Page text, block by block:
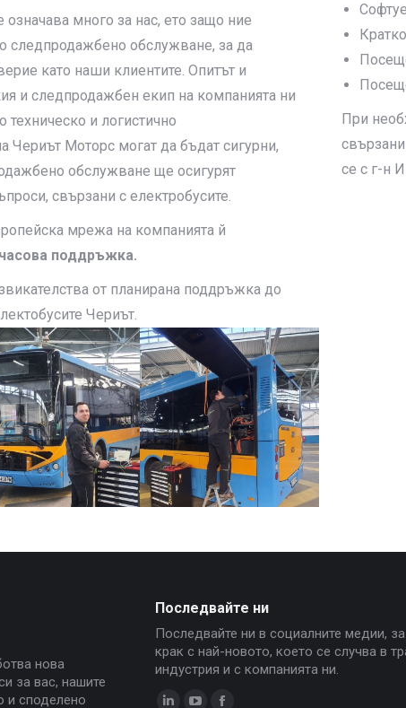
означава много за нас, ето защо ние
следпродажбено обслужване, за да
като наши клиентите. Опитът и
и следпродажбен екип на компанията ни
и логистично
Чериът Моторс могат да бъдат сигурни,
обслужване ще осигурят
свързани с електробусите.
мрежа на компанията й
поддръжка.
от планирана поддръжка до
Чериът.
При
се с г-н
нова
за вас, нашите
и споделено
Последвайте ни
Последвайте ни в социалните медии,
крак с най-новото, което се случва в
индустрия и с компанията ни.